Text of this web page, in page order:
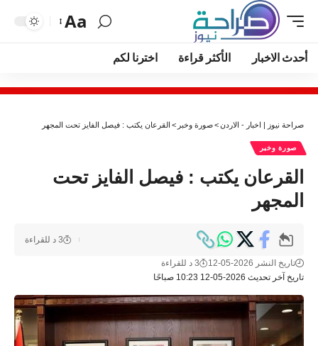
Aa
أحدث الاخبار الأكثر قراءة اخترنا لكم
صراحة نيوز | اخبار - الاردن>صورة وخبر > القرعان يكتب : فيصل الفايز تحت المجهر
صورة وخبر
القرعان يكتب : فيصل الفايز تحت
المجهر
تاريخ آخر تحديث 2026-05-12 10:23 صباحًا
تاريخ النشر 2026-05-12 3 د للقراءة
3 د للقراءة